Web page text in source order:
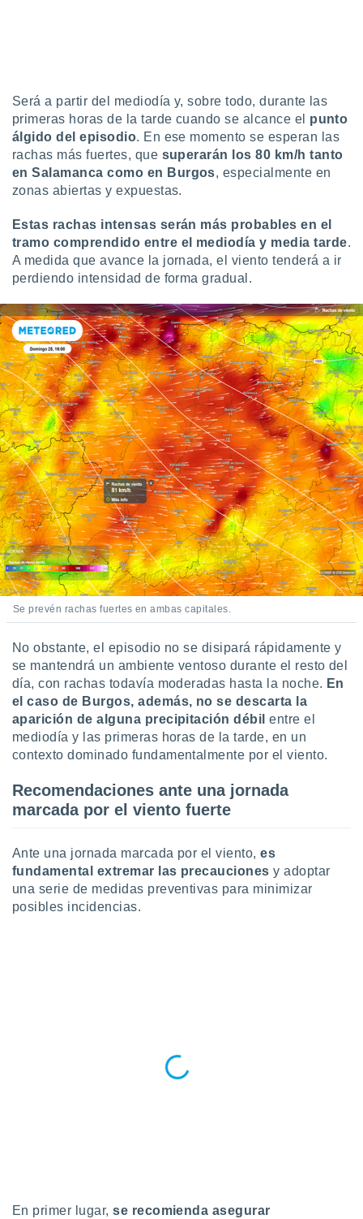
uso de
la
contenido
medir el
de la
el
de
o a través
de
de
de
uso de
con el
e
mediante
publicidad
publicidad
de
Será a partir del mediodía y, sobre todo, durante las
primeras horas de la tarde cuando se alcance el punto
álgido del episodio. En ese momento se esperan las
rachas más fuertes, que superarán los 80 km/htanto
en Salamanca como en Burgos, especialmente en
zonas abiertas y expuestas.
Estas rachas intensas serán más probables en el
tramo comprendido entre el mediodía y media tarde.
A medida que avance la jornada, el viento tenderá a ir
perdiendo intensidad de forma gradual.
Se prevén rachas fuertes en ambas capitales.
No obstante, el episodio no se disipará rápidamente y
se mantendrá un ambiente ventoso durante el resto del
día, con rachas todavía moderadas hasta la noche. En
el caso de Burgos, además, no se descarta la
aparición de alguna precipitación débilentre el
mediodía y las primeras horas de la tarde, en un
contexto dominado fundamentalmente por el viento.
Recomendaciones ante una jornada
marcada por el viento fuerte
Ante una jornada marcada por el viento,es
fundamental extremar las precaucionesy adoptar
una serie de medidas preventivas para minimizar
posibles incidencias.
En primer lugar,se recomienda asegurar